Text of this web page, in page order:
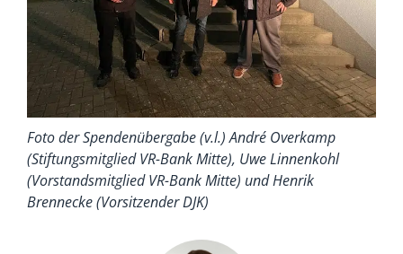
Foto der Spendenübergabe (v.l.) André Overkamp
(Stiftungsmitglied VR-Bank Mitte), Uwe Linnenkohl
(Vorstandsmitglied VR-Bank Mitte) und Henrik
Brennecke (Vorsitzender DJK)